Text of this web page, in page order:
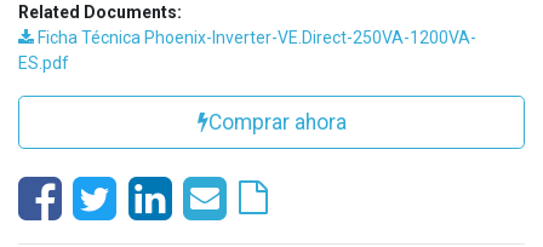
Related Documents:
Ficha Técnica Phoenix-Inverter-VE.Direct-250VA-1200VA-
ES.pdf
Comprar ahora